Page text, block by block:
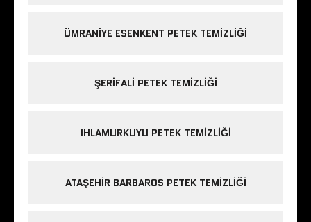
ÜMRANIYE ESENKENT PETEK TEMIZLIĞI
ŞERIFALI PETEK TEMIZLIĞI
IHLAMURKUYU PETEK TEMIZLIĞI
ATAŞEHIR BARBAROS PETEK TEMIZLIĞI